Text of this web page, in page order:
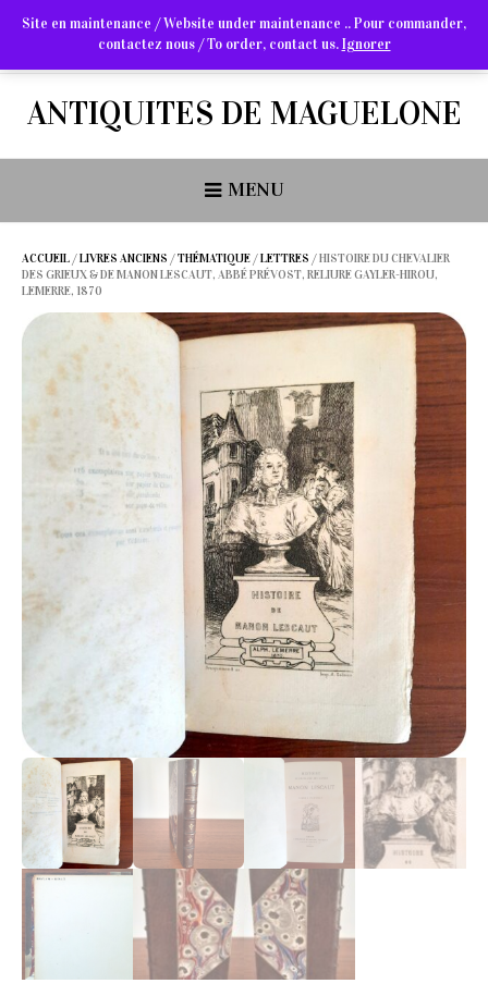
Arts Graphiques & Livres Anciens
ANTIQUITES DE MAGUELONE
MENU
ACCUEIL /LIVRES ANCIENS /THÉMATIQUE /LETTRES / HISTOIRE DU CHEVALIER
DES GRIEUX & DE MANON LESCAUT, ABBÉ PRÉVOST, RELIURE GAYLER-HIROU,
LEMERRE, 1870
Site en maintenance / Website under maintenance .. Pour commander,
contactez nous / To order, contact us.Ignorer